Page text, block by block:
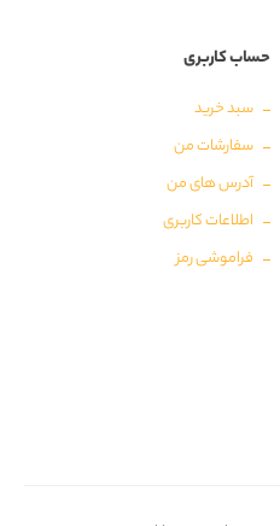
حساب کاربری
سبد خرید
سفارشات من
آدرس های من
اطلاعات کاربری
فراموشی رمز